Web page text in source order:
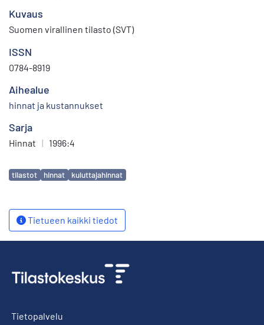
Kuvaus
Suomen virallinen tilasto (SVT)
ISSN
0784-8919
Aihealue
hinnat ja kustannukset
Sarja
Hinnat | 1996:4
Avainsanat
tilastot hinnat kuluttajahinnat
Tietueen kaikki tiedot
Tietopalvelu